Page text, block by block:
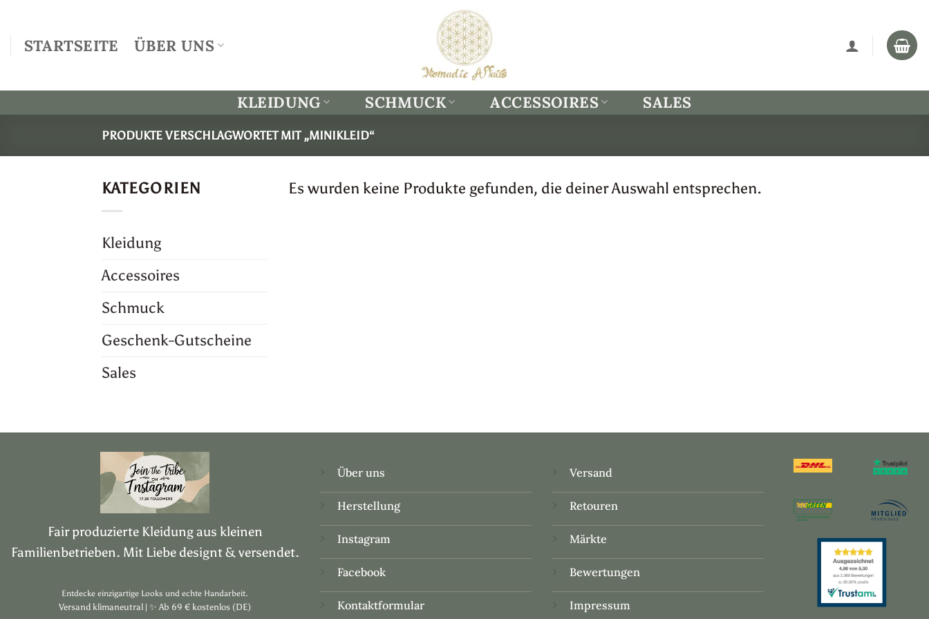
Inhalt
springen
STARTSEITE ÜBER UNS
KLEIDUNG SCHMUCK ACCESSOIRES SALES
PRODUKTE VERSCHLAGWORTET MIT „MINIKLEID“
KATEGORIEN
Kleidung
Accessoires
Schmuck
Geschenk-Gutscheine
Sales
Es wurden keine Produkte gefunden, die deiner Auswahl entsprechen.
Fair produzierte Kleidung aus kleinen
Familienbetrieben. Mit Liebe designt & versendet.
Entdecke einzigartige Looks und echte Handarbeit.
Versand klimaneutral | ✨ Ab 69 € kostenlos (DE)
Über uns
Herstellung
Instagram
Facebook
Kontaktformular
Versand
Retouren
Märkte
Bewertungen
Impressum